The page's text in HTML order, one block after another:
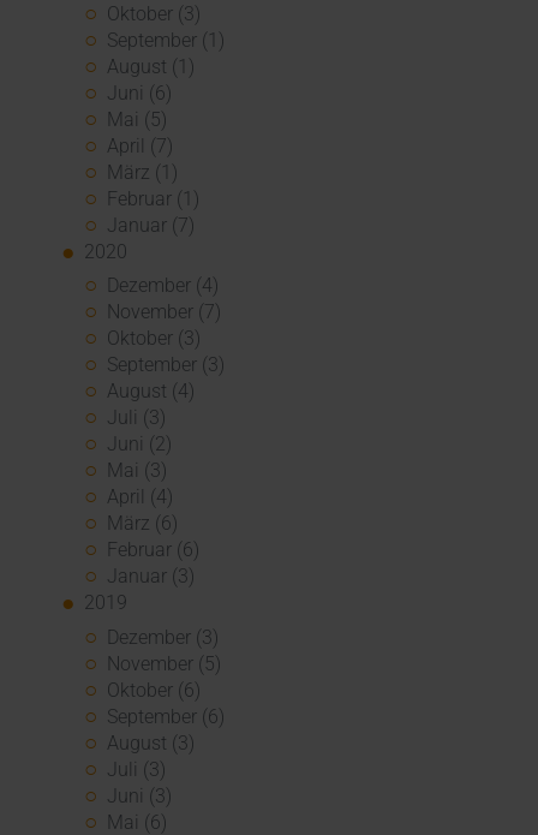
Oktober (3)
September (1)
August (1)
Juni (6)
Mai (5)
April (7)
März (1)
Februar (1)
Januar (7)
2020
Dezember (4)
November (7)
Oktober (3)
September (3)
August (4)
Juli (3)
Juni (2)
Mai (3)
April (4)
März (6)
Februar (6)
Januar (3)
2019
Dezember (3)
November (5)
Oktober (6)
September (6)
August (3)
Juli (3)
Juni (3)
Mai (6)